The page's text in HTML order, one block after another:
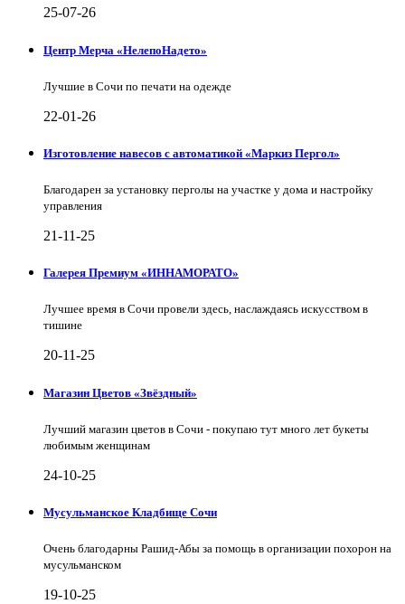
25-07-26
Центр Мерча «НелепоНадето»
Лучшие в Сочи по печати на одежде
22-01-26
Изготовление навесов с автоматикой «Маркиз Пергол»
Благодарен за установку перголы на участке у дома и настройку
управления
21-11-25
Галерея Премиум «ИННАМОРАТО»
Лучшее время в Сочи провели здесь, наслаждаясь искусством в
тишине
20-11-25
Магазин Цветов «Звёздный»
Лучший магазин цветов в Сочи - покупаю тут много лет букеты
любимым женщинам
24-10-25
Мусульманское Кладбище Сочи
Очень благодарны Рашид-Абы за помощь в организации похорон на
мусульманском
19-10-25